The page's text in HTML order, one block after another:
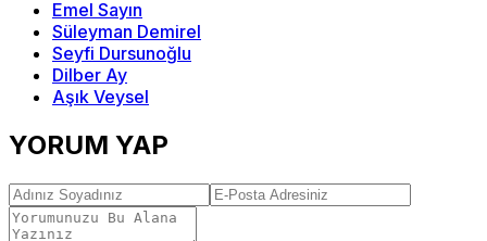
Emel Sayın
Süleyman Demirel
Seyfi Dursunoğlu
Dilber Ay
Aşık Veysel
YORUM YAP